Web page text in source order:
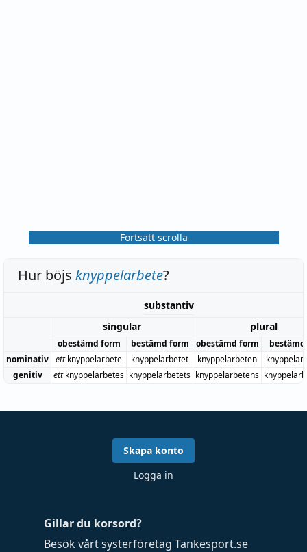
Fortsätt scrolla
Hur böjs knyppelarbete?
substantiv
singular
plural
obestämd form bestämd form obestämd form
nominativ ettknyppelarbete knyppelarbetet knyppelarbeten
genitiv
ettknyppelarbetes knyppelarbetets knyppelarbetens
Gillar du korsord?
Besök vårt systerföretag Tankesport.se
Skapa konto
Logga in